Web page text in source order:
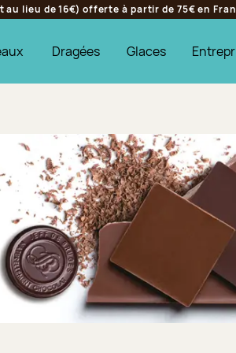
lieu de 16€) offerte à partir de 75€ en
Dragées Glaces